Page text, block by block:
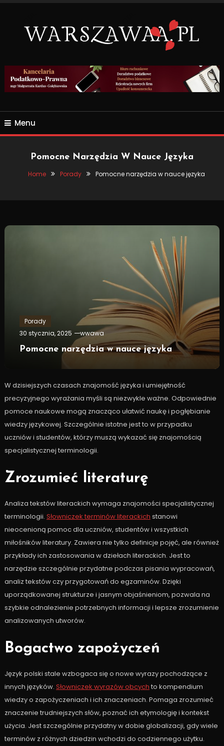
Content
WARSZAWAA.PL
Menu
Pomocne Narzędzia W Nauce Języka
Home Porady Pomocne narzędzia w nauce języka
Porady
30 stycznia, 2025
wwawa
Pomocne narzędzia w nauce języka
W dzisiejszych czasach znajomość języka i umiejętność
precyzyjnego wyrażania myśli są niezwykle ważne. Odpowiednie
pomoce naukowe mogą znacząco ułatwić naukę i pogłębianie
wiedzy językowej. Szczególnie istotne jest to w przypadku
uczniów i studentów, którzy muszą wykazać się znajomością
specjalistycznej terminologii.
Zrozumieć literaturę
Analiza tekstów literackich wymaga znajomości specjalistycznej
terminologii. Słowniczek terminów literackich stanowi
nieocenioną pomoc dla uczniów, studentów i wszystkich
miłośników literatury. Zawiera nie tylko definicje pojęć, ale również
przykłady ich zastosowania w dziełach literackich. Jest to
narzędzie szczególnie przydatne podczas pisania wypracowań,
analiz tekstów czy przygotowań do egzaminów. Dzięki
uporządkowanej strukturze i jasnym objaśnieniom, pozwala na
szybkie odnalezienie potrzebnych informacji i lepsze zrozumienie
analizowanych utworów.
Bogactwo zapożyczeń
Język polski stale wzbogaca się o nowe wyrazy pochodzące z
innych języków. Słowniczek wyrazów obcych to kompendium
wiedzy o zapożyczeniach i ich znaczeniach. Pomaga zrozumieć
znaczenie trudniejszych słów, poznać ich etymologię i kontekst
użycia. Jest szczególnie przydatny w dobie globalizacji, gdy wiele
terminów z różnych dziedzin wchodzi do codziennego użytku.